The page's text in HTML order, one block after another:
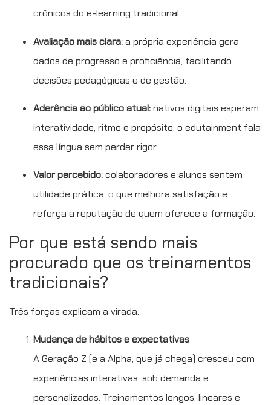
crônicos do e-learning tradicional.
Avaliação mais clara:a própria experiência gera
dados de progresso e proficiência, facilitando
decisões pedagógicas e de gestão.
Aderência ao público atual:nativos digitais esperam
interatividade, ritmo e propósito; o edutainment fala
essa língua sem perder rigor.
Valor percebido:colaboradores e alunos sentem
utilidade prática, o que melhora satisfação e
reforça a reputação de quem oferece a formação.
Por que está sendo mais
procurado que os treinamentos
tradicionais?
Três forças explicam a virada:
Mudança de hábitos e expectativas
A Geração Z (e a Alpha, que já chega) cresceu com
experiências interativas, sob demanda e
personalizadas. Treinamentos longos, lineares e